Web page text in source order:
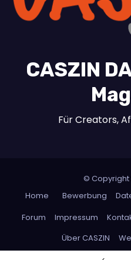
CASZIN
Für Creators,
© Copyright
Home
Bewerbung
Forum
Impressum
Über CASZIN